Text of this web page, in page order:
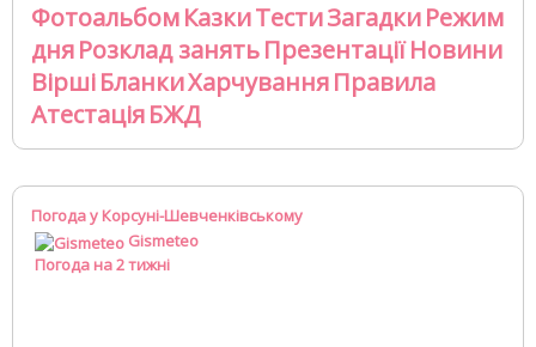
ФотоальбомКазкиТестиЗагадкиРежим
дняРозклад занятьПрезентаціїНовини
ВіршіБланкиХарчуванняПравила
АтестаціяБЖД
Погода у Корсуні-Шевченківському
Gismeteo
Погода на 2 тижні